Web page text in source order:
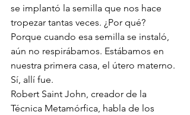
se implantó la semilla que nos hace
tropezar tantas veces. ¿Por qué?
Porque cuando esa semilla se instaló,
aún no respirábamos. Estábamos en
nuestra primera casa, el útero materno.
Sí, allí fue.
Robert Saint John, creador de la
Técnica Metamórfica, habla de los